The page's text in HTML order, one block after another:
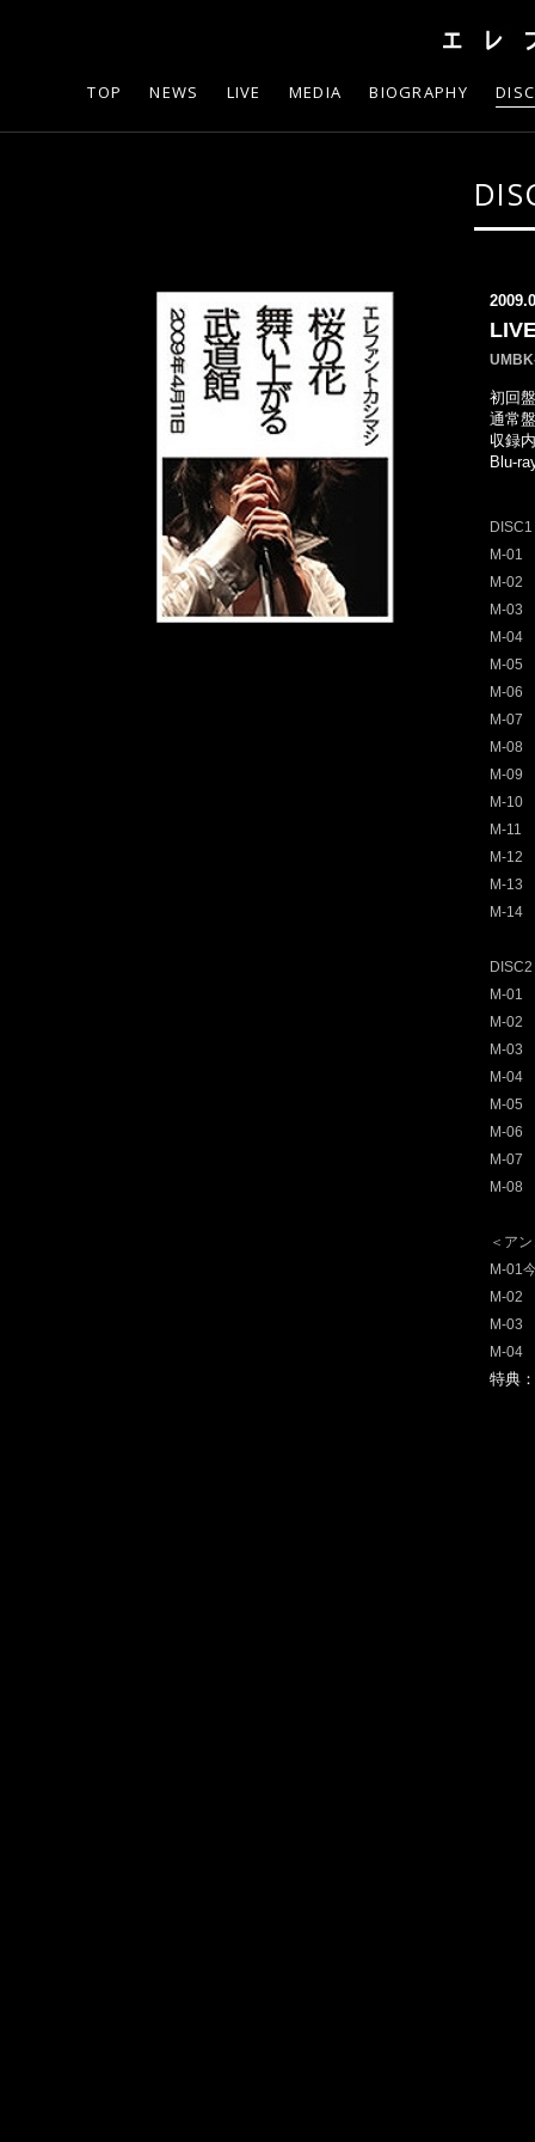
TOP NEWS LIVE MEDIA BIOGRAPHY
初回
通常
収録
Blu-
DISC1
M-01
M-02
M-03
M-04
M-05
M-06
M-07
M-08
M-09
M-10
M-11
M-12
M-13
M-14
DISC2
M-01
M-02
M-03
M-04
M-05
M-06
M-07
M-08
＜ア
M-01
M-02
M-03
M-04
特典